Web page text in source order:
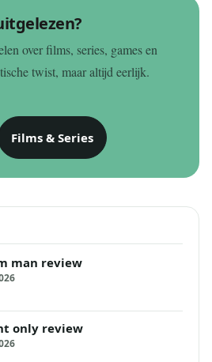
over films, series, games en
twist, maar altijd eerlijk.
Films & Series
man review
only review